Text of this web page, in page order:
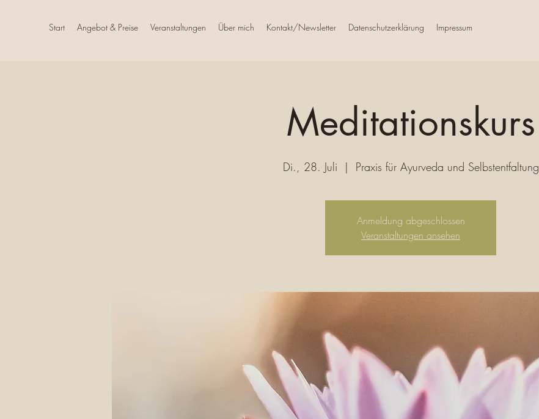
Start Angebot & Preise Veranstaltungen Über mich Kontakt/Newsletter Datenschutzerklärung Impressum
Meditationskurs
Di., 28. Juli
  |
Praxis für Ayurveda und Selbstentfaltung
Anmeldung abgeschlossen
Veranstaltungen ansehen